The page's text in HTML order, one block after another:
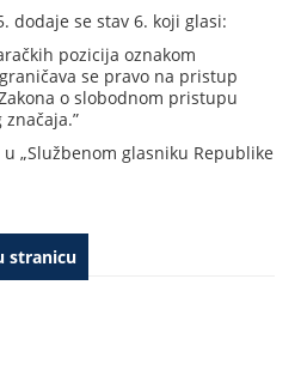
dodaje se stav 6. koji glasi:
pozicija oznakom
se pravo na pristup
o slobodnom pristupu
„Službenom glasniku Republike
stranicu